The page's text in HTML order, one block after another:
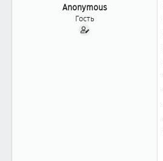
а
Anonymous
Гость